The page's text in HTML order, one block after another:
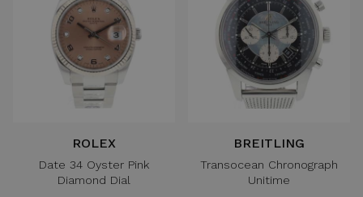
ROLEX
Date 34 Oyster Pink
Diamond Dial
BREITLING
Transocean Chronograph
Unitime